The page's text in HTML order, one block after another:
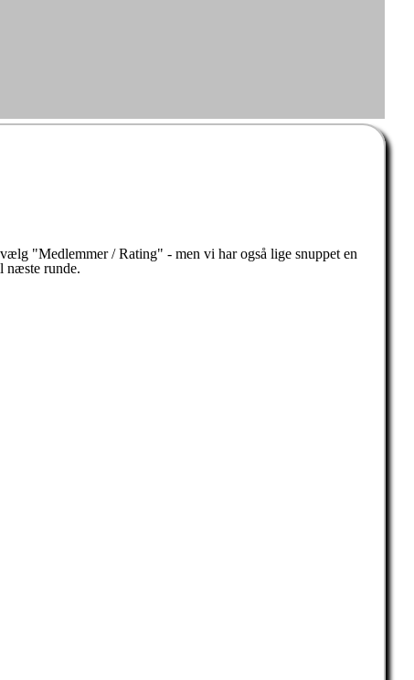
"Medlemmer / Rating" - men vi har også lige snuppet en
næste runde.